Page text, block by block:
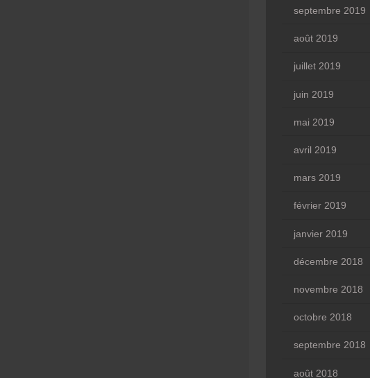
septembre 2019
août 2019
juillet 2019
juin 2019
mai 2019
avril 2019
mars 2019
février 2019
janvier 2019
décembre 2018
novembre 2018
octobre 2018
septembre 2018
août 2018